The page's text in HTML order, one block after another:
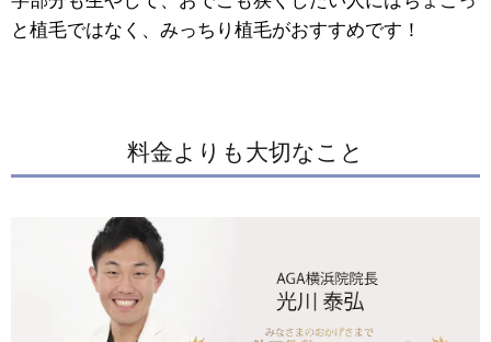
と植毛ではなく、みっちり植毛がおすすめです！
料金よりも大切なこと